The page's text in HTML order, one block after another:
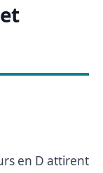
en D attirent